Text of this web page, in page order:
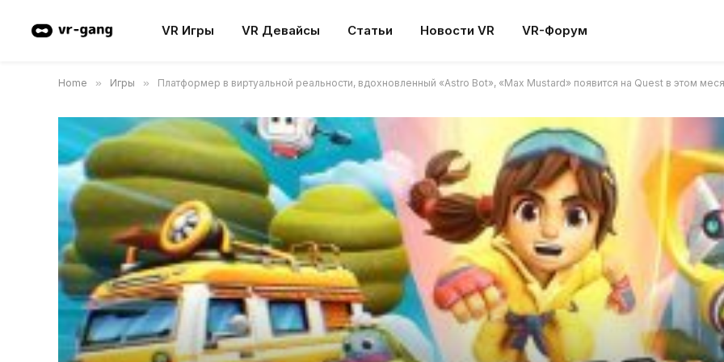
VR Игры VR Девайсы Статьи Новости VR VR-Форум
Home » Игры » Платформер в виртуальной реальности, вдохновленный «Astro Bot», «Max Mustard» появится на Quest в этом